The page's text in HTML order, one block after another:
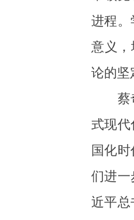
进程。
意义，
论的坚
蔡奇
式现代
国化
们进一
近平总